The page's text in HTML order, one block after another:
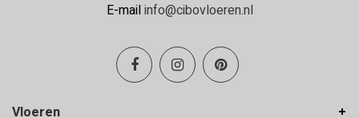
E-mailinfo@cibovloeren.nl
Vloeren